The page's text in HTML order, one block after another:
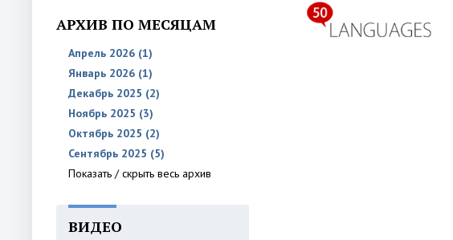
АРХИВ ПО МЕСЯЦАМ
Апрель 2026 (1)
Январь 2026 (1)
Декабрь 2025 (2)
Ноябрь 2025 (3)
Октябрь 2025 (2)
Сентябрь 2025 (5)
Показать / скрыть весь архив
ВИДЕО